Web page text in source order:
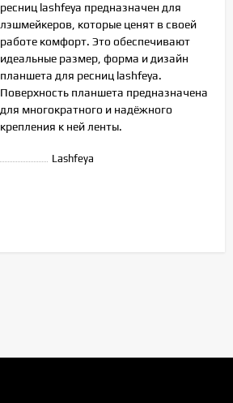
ресниц lashfeya предназначен для
лэшмейкеров, которые ценят в своей
работе комфорт. Это обеспечивают
идеальные размер, форма и дизайн
планшета для ресниц lashfeya.
Поверхность планшета предназначена
для многократного и надёжного
крепления к ней ленты.
Lashfeya